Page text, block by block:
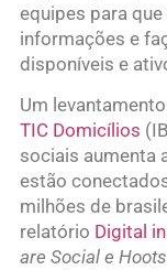
equipes para
informações e
disponíveis e
Um
TIC Domicílios
sociais aumenta
estão
milhões de
relatório Digital
are Social e